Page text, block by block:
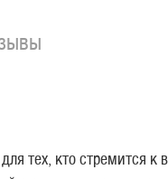
тех, кто стремится